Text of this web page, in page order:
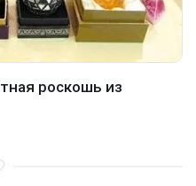
роскошь из